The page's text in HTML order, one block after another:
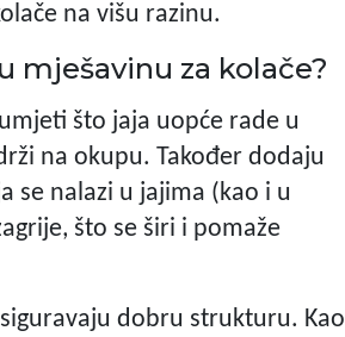
na višu razinu.
mješavinu za kolače?
što jaja uopće rade u
na okupu. Također dodaju
se nalazi u jajima (kao i u
što se širi i pomaže
dobru strukturu. Kao